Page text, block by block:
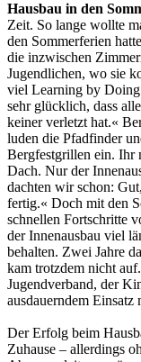
Hausbau in den
Zeit. So lange wollte
den Sommerferien
die inzwischen
Jugendlichen, wo sie
viel Learning by
sehr glücklich, dass
keiner verletzt hat.«
luden die Pfadfinder
Bergfestgrillen ein. Ihr
Dach. Nur der
dachten wir schon:
fertig.« Doch mit den
schnellen Fortschritte
der Innenausbau viel
behalten. Zwei Jahre
kam trotzdem nicht
Jugendverband, der
ausdauerndem
Der Erfolg beim
Zuhause – allerdings